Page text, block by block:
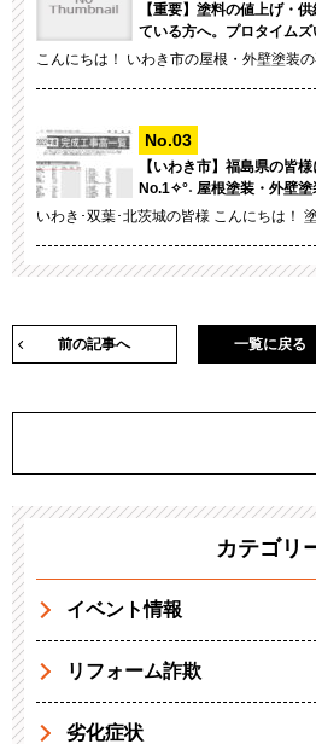
【重要】塗料の値上げ・
ている方へ。プロタイム
こんにちは！ いわき市の屋根・外壁塗装
【いわき市】福島県の皆
No.1✧°˖ 屋根塗装・外壁
いわき･双葉･北茨城の皆様 こんにちは！
前の記事へ 一覧に戻る
カテゴリ
イベント情報
リフォーム詐欺
劣化症状